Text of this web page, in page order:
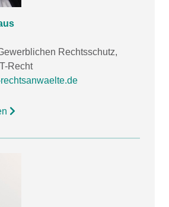
Rechtsschutz,
Recht